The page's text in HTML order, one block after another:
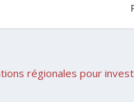
régionales pour